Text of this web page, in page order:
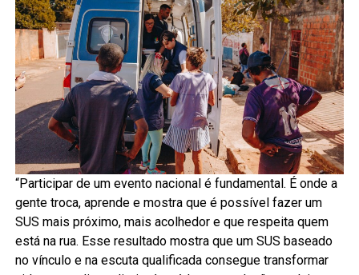
“Participar de um evento nacional é fundamental. É onde a
gente troca, aprende e mostra que é possível fazer um
SUS mais próximo, mais acolhedor e que respeita quem
está na rua. Esse resultado mostra que um SUS baseado
no vínculo e na escuta qualificada consegue transformar